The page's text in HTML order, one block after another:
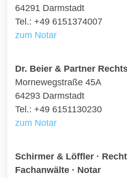
64291 Darmstadt
Tel.: +49 6151374007
zum Notar
Dr. Beier & Partner
Mornewegstraße 45A
64293 Darmstadt
Tel.: +49 6151130230
zum Notar
Schirmer & Löffler ·
Fachanwälte · Notar